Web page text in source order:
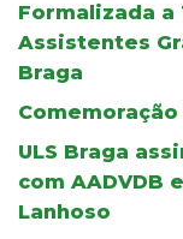
Formalizada a
Assistentes
Braga
ULS Braga
com AADVDB
Lanhoso